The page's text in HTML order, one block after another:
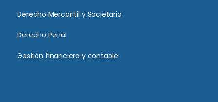
Derecho Mercantil y Societario
Derecho Penal
Gestión financiera y contable